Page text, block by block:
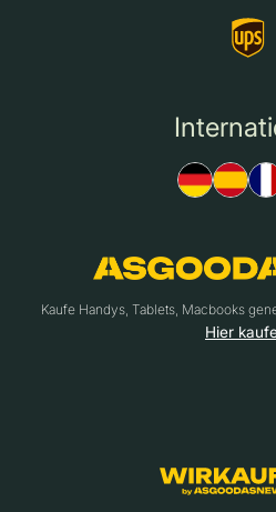
Kaufe Handys, Tablets, Macbooks
Hier